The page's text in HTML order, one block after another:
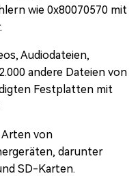
wie 0x80070570 mit
Audiodateien,
andere Dateien von
Festplatten mit
von
darunter
SD-Karten.